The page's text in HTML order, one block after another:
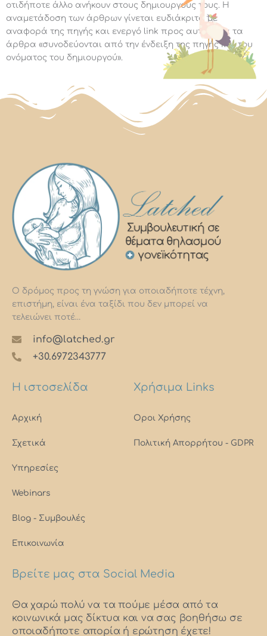
οτιδήποτε άλλο ανήκουν στους δημιουργούς τους. Η
αναμετάδοση των άρθρων γίνεται ευδιάκριτα με
αναφορά της πηγής και ενεργό link προς αυτή. Όλα τα
άρθρα «συνοδεύονται από την ένδειξη της πηγής και του
ονόματος του δημιουργού».
Επιτρέπεται η αναδημοσίευση άρθρων τουwww.latched.gr
που υπάρχουν με την προϋπόθεση της αναφοράς πηγής
με ενεργό link προς το άρθρο.
Ο δρόμος προς τη γνώση για οποιαδήποτε τέχνη,
επιστήμη, είναι ένα ταξίδι που δεν μπορεί να
τελειώνει ποτέ…
info@latched.gr
+30.6972343777
Η ιστοσελίδα
Αρχική
Σχετικά
Υπηρεσίες
Webinars
Blog - Συμβουλές
Επικοινωνία
Χρήσιμα Links
Οροι Χρήσης
Πολιτική Απορρήτου - GDPR
Βρείτε μας στα Social Media
Θα χαρώ πολύ να τα πούμε μέσα από τα
κοινωνικά μας δίκτυα και να σας βοηθήσω σε
οποιαδήποτε απορία ή ερώτηση έχετε!